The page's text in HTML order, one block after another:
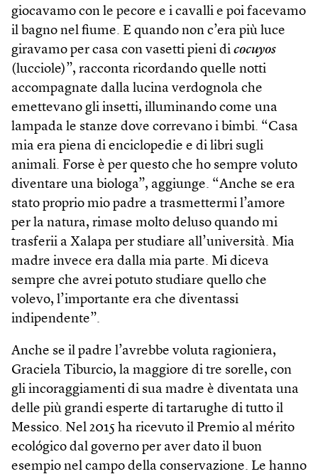
giocavamo con le pecore e i cavalli e poi facevamo
il bagno nel fiume. E quando non c’era più luce
giravamo per casa con vasetti pieni di cocuyos
(lucciole)”, racconta ricordando quelle notti
accompagnate dalla lucina verdognola che
emettevano gli insetti, illuminando come una
lampada le stanze dove correvano i bimbi. “Casa
mia era piena di enciclopedie e di libri sugli
animali. Forse è per questo che ho sempre voluto
diventare una biologa”, aggiunge. “Anche se era
stato proprio mio padre a trasmettermi l’amore
per la natura, rimase molto deluso quando mi
trasferii a Xalapa per studiare all’università. Mia
madre invece era dalla mia parte. Mi diceva
sempre che avrei potuto studiare quello che
volevo, l’importante era che diventassi
indipendente”.
Anche se il padre l’avrebbe voluta ragioniera,
Graciela Tiburcio, la maggiore di tre sorelle, con
gli incoraggiamenti di sua madre è diventata una
delle più grandi esperte di tartarughe di tutto il
Messico. Nel 2015 ha ricevuto il Premio al mérito
ecológico dal governo per aver dato il buon
esempio nel campo della conservazione. Le hanno